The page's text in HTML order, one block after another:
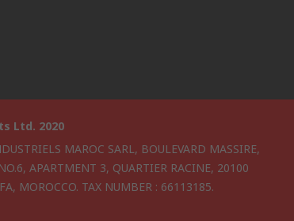
Ltd. 2020
MAROC SARL, BOULEVARD MASSIRE,
APARTMENT 3, QUARTIER RACINE, 20100
MOROCCO. TAX NUMBER : 66113185.